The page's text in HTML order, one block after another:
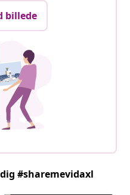
billede
#sharemevidaxl